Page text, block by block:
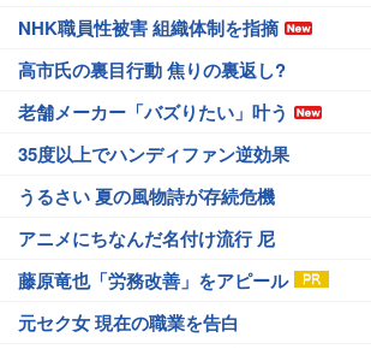
NHK職員性被害 組織体制を指摘
高市氏の裏目行動 焦りの裏返し?
老舗メーカー「バズりたい」叶う
35度以上でハンディファン逆効果
うるさい 夏の風物詩が存続危機
アニメにちなんだ名付け流行 尼
藤原竜也「労務改善」をアピール
元セク女 現在の職業を告白